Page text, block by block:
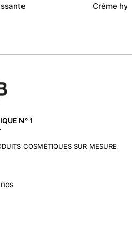
Crème
N° 1
COSMÉTIQUES SUR MESURE